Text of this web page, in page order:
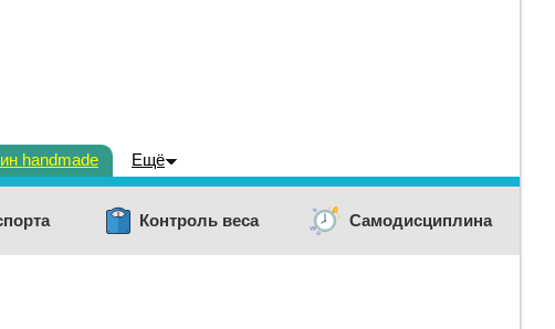
handmade Ещё
Контроль веса Самодисциплина